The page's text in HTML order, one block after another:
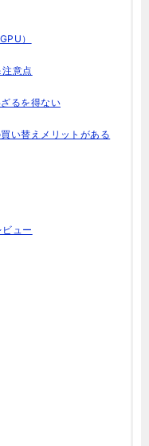
）
意点
るを得ない
い替えメリットがある
ュー